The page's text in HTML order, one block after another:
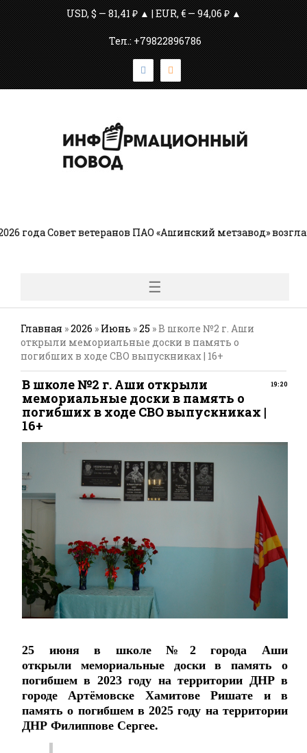
USD, $ — 81,41 ₽ ▲ | EUR, € — 94,06 ₽ ▲
Тел.: +79822896786
Совет ветеранов ПАО «Ашинский метзавод» возглавляет
☰
Главная »2026 » Июнь »25 » В школе №2 г. Аши
открыли мемориальные доски в память о
погибших в ходе СВО выпускниках | 16+
19:20
В школе №2 г. Аши открыли
мемориальные доски в память о
погибших в ходе СВО выпускниках |
16+
25 июня в школе №2 города Аши
открыли мемориальные доски в память о
погибшем в 2023 году на территории ДНР в
городе Артёмовске Хамитове Ришате и в
память о погибшем в 2025 году на территории
ДНР Филиппове Сергее.